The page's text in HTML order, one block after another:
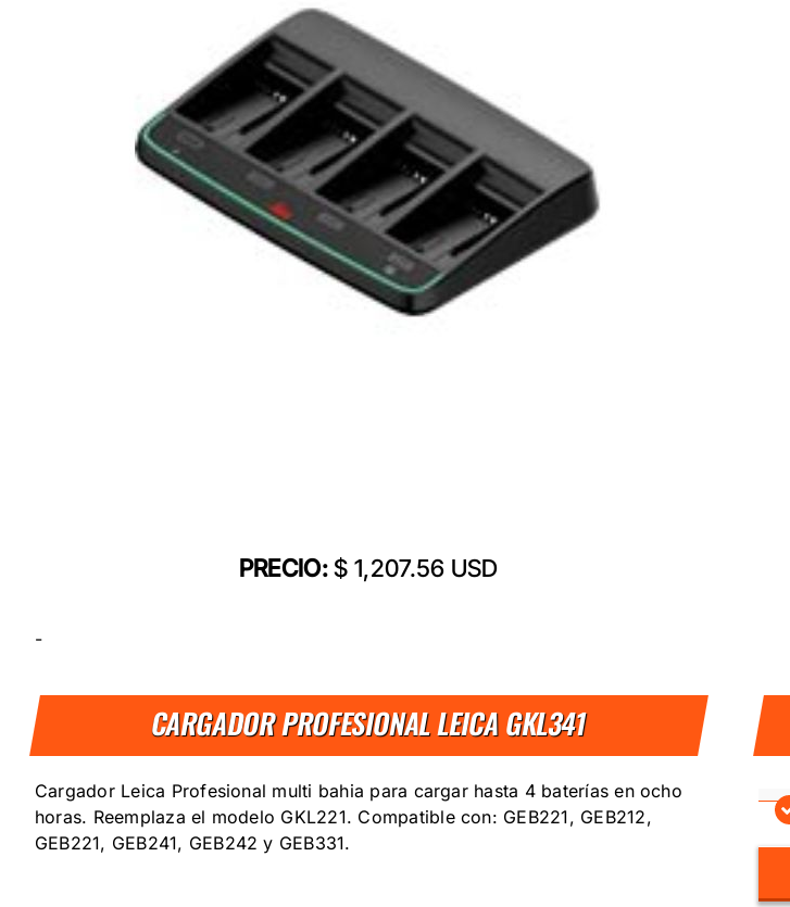
PRECIO:$ 1,207.56 USD
-
CARGADOR PROFESIONAL LEICA GKL341
Cargador Leica Profesional multi bahia para cargar hasta 4 baterías en ocho
horas. Reemplaza el modelo GKL221. Compatible con: GEB221, GEB212,
GEB221, GEB241, GEB242 y GEB331.